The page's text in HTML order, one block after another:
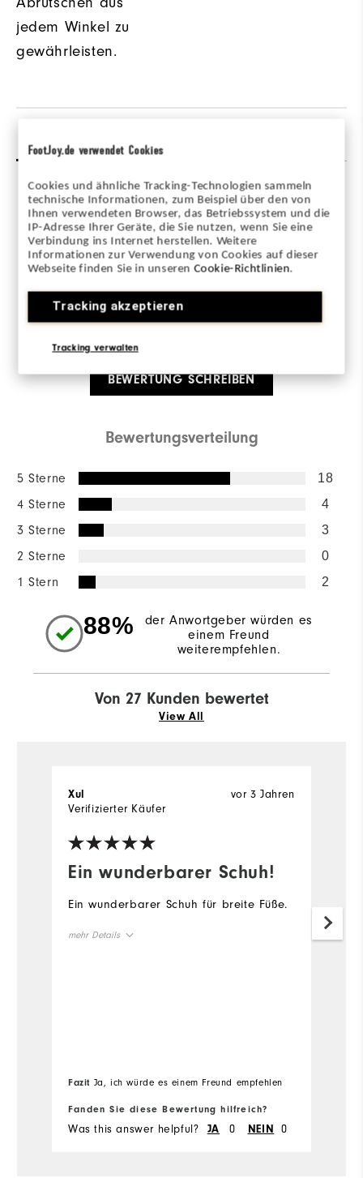
FootJoy.de verwendet Cookies
Cookies und ähnliche Tracking-Technologien sammeln
technische Informationen, zum Beispiel über den von
Ihnen verwendeten Browser, das Betriebssystem und die
IP-Adresse Ihrer Geräte, die Sie nutzen, wenn Sie eine
Verbindung ins Internet herstellen. Weitere
Informationen zur Verwendung von Cookies auf dieser
Webseite finden Sie in unserenCookie-Richtlinien.
Tracking akzeptieren
Tracking verwalten
jedem Winkel zu
gewährleisten.
Overall Rating
4.3/5
BEWERTUNG SCHREIBEN
Bewertungsverteilung
5 Sterne 18
4 Sterne 4
3 Sterne 3
2 Sterne 0
1 Stern 2
88%
der Anwortgeber würden es
einem Freund
weiterempfehlen.
Von 27 Kunden bewertet
View All
Ein wunderbarer Schuh!
vor 3 Jahren
Xul
Verifizierter Käufer
Ein wunderbarer Schuh für breite Füße.
mehr Details
Fazit Ja, ich würde es einem Freund empfehlen
Fanden Sie diese Bewertung hilfreich?
Was this answer helpful? JA 0 NEIN 0